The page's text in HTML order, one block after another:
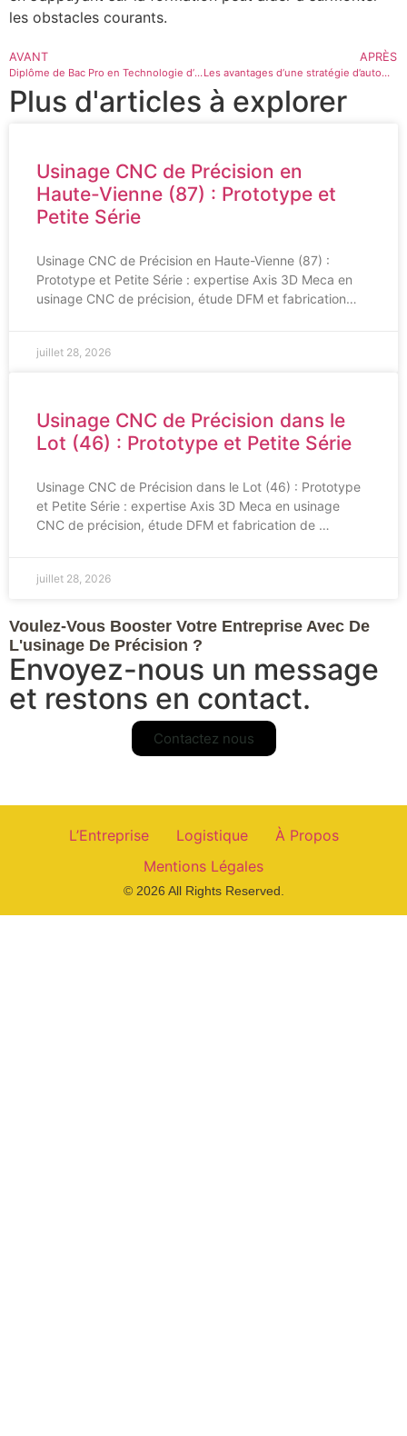
les obstacles courants.
AVANT
Diplôme de Bac Pro en Technologie d’Usinage : Devenir un Expert en Mécanique Précision
APRÈS
Les avantages d’une stratégie d’automatisation intégrée
Plus d'articles à explorer
Usinage CNC de Précision en
Haute-Vienne (87) : Prototype et
Petite Série
Usinage CNC de Précision en Haute-Vienne (87) :
Prototype et Petite Série : expertise Axis 3D Meca en
usinage CNC de précision, étude DFM et fabrication…
juillet 28, 2026
Usinage CNC de Précision dans le
Lot (46) : Prototype et Petite Série
Usinage CNC de Précision dans le Lot (46) : Prototype
et Petite Série : expertise Axis 3D Meca en usinage
CNC de précision, étude DFM et fabrication de …
juillet 28, 2026
Voulez-Vous Booster Votre Entreprise Avec De
L'usinage De Précision ?
Envoyez-nous un message
et restons en contact.
Contactez nous
L’Entreprise Logistique
À Propos
Mentions Légales
© 2026 All Rights Reserved.